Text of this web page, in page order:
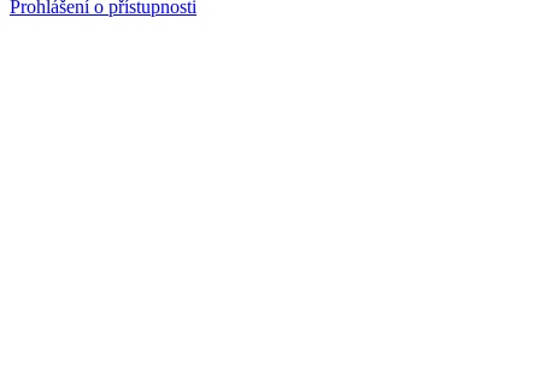
Prohlášení o přístupnosti